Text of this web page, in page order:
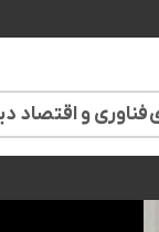
فناوری و اقتصاد